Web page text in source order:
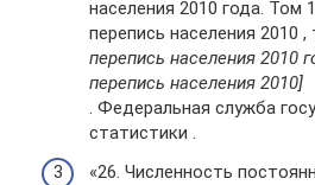
населения 2010 года. Том
перепись населения 2010 ,
перепись населения 2010
перепись населения 2010]
. Федеральная служба
статистики .
«26. Численность